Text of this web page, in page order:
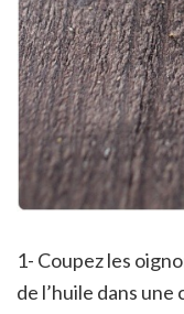
1- Coupez les
de l’huile dans